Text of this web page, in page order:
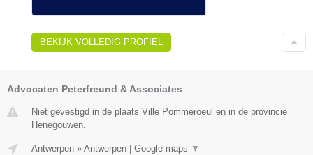
BEKIJK VOLLEDIG PROFIEL
Advocaten Peterfreund & Associates
Niet gevestigd in de plaats Ville Pommeroeul en in de provincie
Henegouwen.
Antwerpen » Antwerpen Google maps ▼